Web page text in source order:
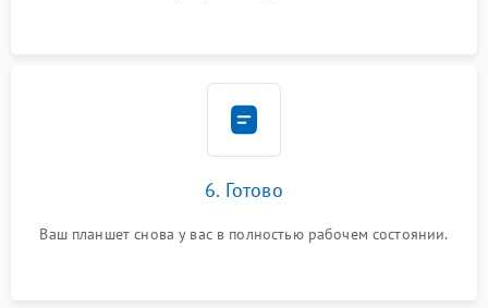
6. Готово
Ваш планшет снова у вас в полностью рабочем состоянии.